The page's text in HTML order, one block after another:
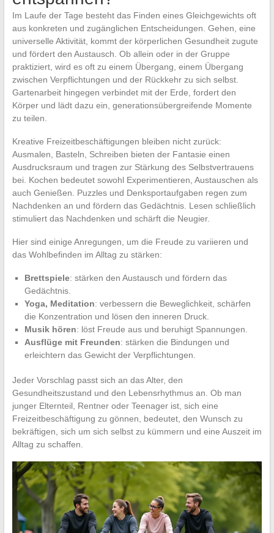
Im Laufe der Tage besteht das Finden eines Gleichgewichts oft
aus konkreten und zugänglichen Entscheidungen. Gehen, eine
universelle Aktivität, kommt der körperlichen Gesundheit zugute
und fördert den Austausch. Ob allein oder in der Gruppe
praktiziert, wird es oft zu einem Übergang, einem Übergang
zwischen Verpflichtungen und der Rückkehr zu sich selbst.
Gartenarbeit hingegen verbindet mit der Erde, fordert den
Körper und lädt dazu ein, generationsübergreifende Momente
zu teilen.
Kreative Freizeitbeschäftigungen bleiben nicht zurück:
Ausmalen, Basteln, Schreiben bieten der Fantasie einen
Ausdrucksraum und tragen zur Stärkung des Selbstvertrauens
bei. Kochen bedeutet sowohl Experimentieren, Austauschen als
auch Genießen. Puzzles und Denksportaufgaben regen zum
Nachdenken an und fördern das Gedächtnis. Lesen schließlich
stimuliert das Nachdenken und schärft die Neugier.
Hier sind einige Anregungen, um die Freude zu variieren und
das Wohlbefinden im Alltag zu stärken:
Brettspiele: stärken den Austausch und fördern das
Gedächtnis.
Yoga, Meditation: verbessern die Beweglichkeit, schärfen
die Konzentration und lösen den inneren Druck.
Musik hören: löst Freude aus und beruhigt Spannungen.
Ausflüge mit Freunden: stärken die Bindungen und
erleichtern das Gewicht der Verpflichtungen.
Jeder Vorschlag passt sich an das Alter, den
Gesundheitszustand und den Lebensrhythmus an. Ob man
junger Elternteil, Rentner oder Teenager ist, sich eine
Freizeitbeschäftigung zu gönnen, bedeutet, den Wunsch zu
bekräftigen, sich um sich selbst zu kümmern und eine Auszeit im
Alltag zu schaffen.